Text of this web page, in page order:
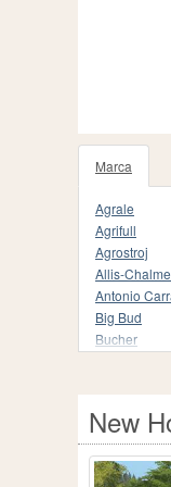
Marca
Agrale
Agrifull
Agrostroj
Allis-
Antonio
Big Bud
Bucher
Case
Case 2870
Case I
New